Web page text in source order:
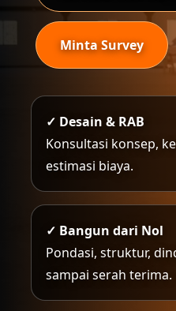
Minta Survey
✓ Desain & RAB
Konsultasi konsep,
estimasi biaya.
✓ Bangun dari Nol
Pondasi, struktur,
sampai serah terima.